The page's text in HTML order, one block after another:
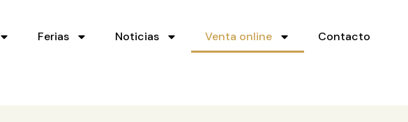
Ferias Noticias Venta online Contacto